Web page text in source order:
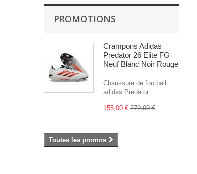
PROMOTIONS
Crampons Adidas
Predator 26 Elite FG
Neuf Blanc Noir Rouge
Chaussure de football
adidas Predator...
155,00 € 270,00 €
Toutes les promos